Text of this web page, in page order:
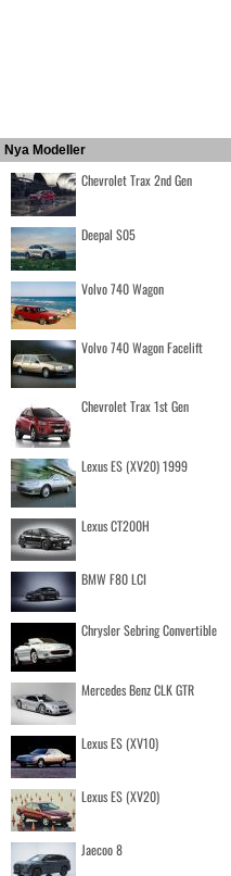
Nya Modeller
Chevrolet Trax 2nd Gen
Deepal S05
Volvo 740 Wagon
Volvo 740 Wagon Facelift
Chevrolet Trax 1st Gen
Lexus ES (XV20) 1999
Lexus CT200H
BMW F80 LCI
Chrysler Sebring Convertible
Mercedes Benz CLK GTR
Lexus ES (XV10)
Lexus ES (XV20)
Jaecoo 8